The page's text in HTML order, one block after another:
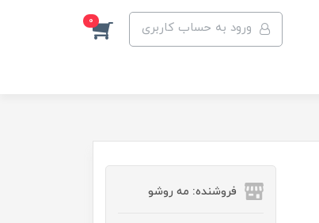
ورود به حساب کاربری 0
فروشنده: مه رو‌شو